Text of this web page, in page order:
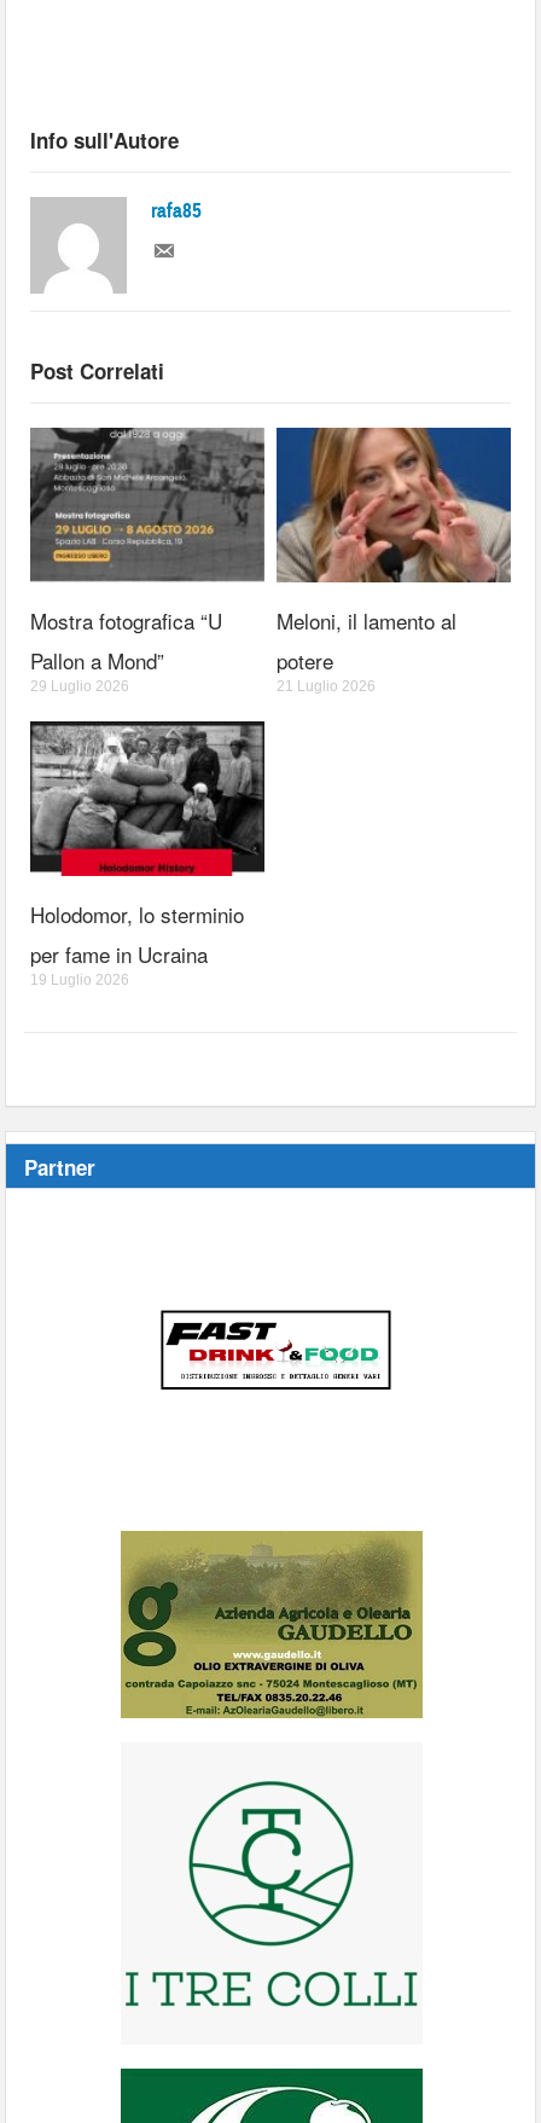
Info sull'Autore
rafa85
Post Correlati
Mostra fotografica “U
Pallon a Mond”
29 Luglio 2026
Meloni, il lamento al
potere
21 Luglio 2026
Holodomor, lo sterminio
per fame in Ucraina
19 Luglio 2026
Partner